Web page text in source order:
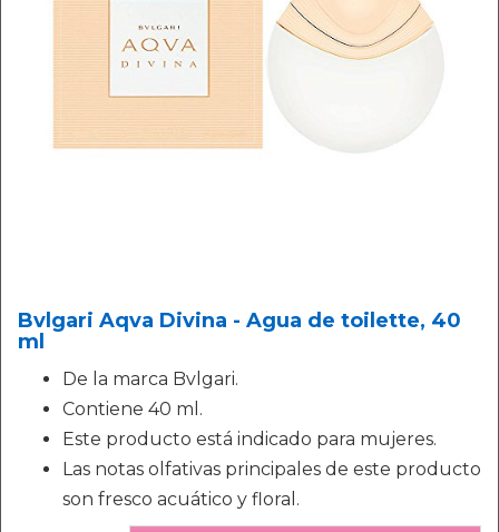
Bvlgari Aqva Divina - Agua de toilette, 40
ml
De la marca Bvlgari.
Contiene 40 ml.
Este producto está indicado para mujeres.
Las notas olfativas principales de este producto
son fresco acuático y floral.